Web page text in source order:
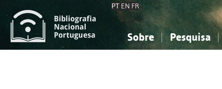
PT EN FR
Sobre Pesquisa